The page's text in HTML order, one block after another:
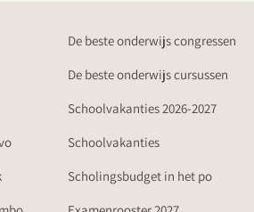
De beste onderwijs congressen
De beste onderwijs cursussen
Schoolvakanties 2026-2027
Schoolvakanties
Scholingsbudget in het po